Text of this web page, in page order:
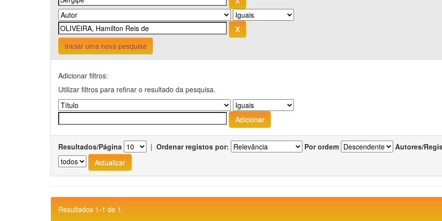
Iniciar uma nova pesquisa
Adicionar filtros:
Utilizar filtros para refinar o resultado da pesquisa.
Resultados/Página | Ordenar registos por: Por ordem Autores/
Resultados 1-1 de 1.